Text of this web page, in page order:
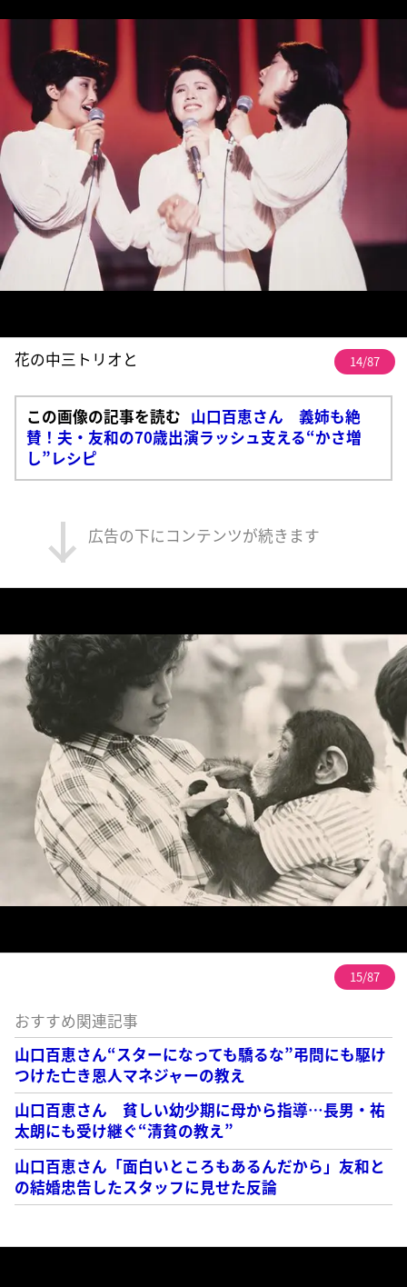
花の中三トリオと 14/87
この画像の記事を読む 山口百恵さん 義姉も絶
賛！夫・友和の70歳出演ラッシュ支える“かさ増
し”レシピ
広告の下にコンテンツが続きます
15/87
おすすめ関連記事
山口百恵さん“スターになっても驕るな”弔問にも駆け
つけた亡き恩人マネジャーの教え
山口百恵さん 貧しい幼少期に母から指導…長男・祐
太朗にも受け継ぐ“清貧の教え”
山口百恵さん「面白いところもあるんだから」友和と
の結婚忠告したスタッフに見せた反論